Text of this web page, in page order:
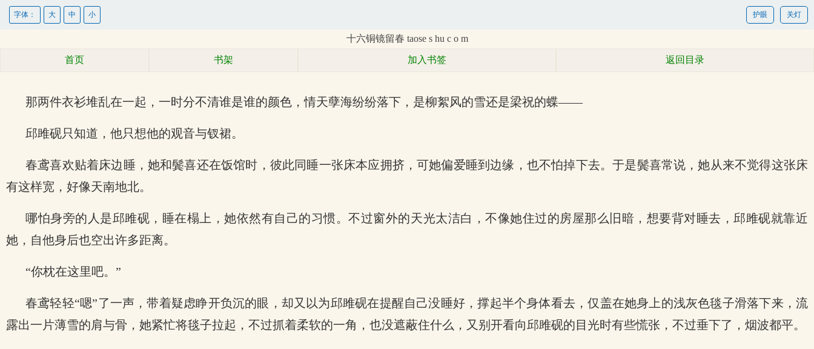
关灯
护眼
字体： 大 中 小
十六铜镜留春 taose s hu c o m
首页 书架 加入书签 返回目录
那两件衣衫堆乱在一起，一时分不清谁是谁的颜色，情天孽海纷纷落下，是柳絮风的雪还是梁祝的蝶——
邱雎砚只知道，他只想他的观音与钗裙。
春鸢喜欢贴着床边睡，她和鬓喜还在饭馆时，彼此同睡一张床本应拥挤，可她偏爱睡到边缘，也不怕掉下去。于是鬓喜常说，她从来不觉得这张床
有这样宽，好像天南地北。
哪怕身旁的人是邱雎砚，睡在榻上，她依然有自己的习惯。不过窗外的天光太洁白，不像她住过的房屋那么旧暗，想要背对睡去，邱雎砚就靠近
她，自他身后也空出许多距离。
“你枕在这里吧。”
春鸢轻轻“嗯”了一声，带着疑虑睁开负沉的眼，却又以为邱雎砚在提醒自己没睡好，撑起半个身体看去，仅盖在她身上的浅灰色毯子滑落下来，流
露出一片薄雪的肩与骨，她紧忙将毯子拉起，不过抓着柔软的一角，也没遮蔽住什么，又别开看向邱雎砚的目光时有些慌张，不过垂下了，烟波都平。